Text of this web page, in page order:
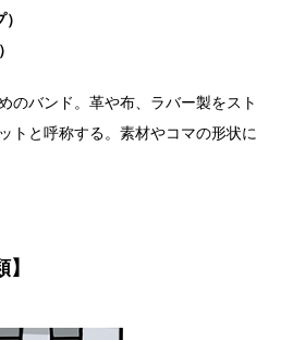
のバンド。革や布、ラバー製をスト
トと呼称する。素材やコマの形状に